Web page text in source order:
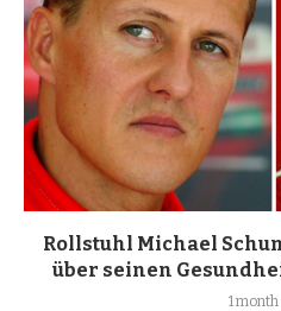
Rollstuhl Michael
über seinen
1